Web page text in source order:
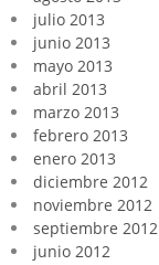
julio 2013
junio 2013
mayo 2013
abril 2013
marzo 2013
febrero 2013
enero 2013
diciembre 2012
noviembre 2012
septiembre 2012
junio 2012